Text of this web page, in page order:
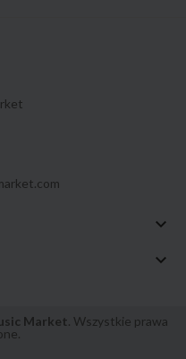


Market. Wszystkie prawa